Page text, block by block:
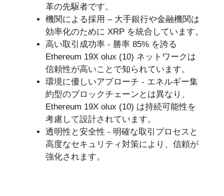
革の先駆者です。
機関による採用 – 大手銀行や金融機関は
効率化のために XRP を統合しています。
高い取引成功率 - 勝率 85% を誇る
Ethereum 19X olux (10) ネットワークは
信頼性が高いことで知られています。
環境に優しいアプローチ - エネルギー集
約型のブロックチェーンとは異なり、
Ethereum 19X olux (10) は持続可能性を
考慮して設計されています。
透明性と安全性 - 明確な取引プロセスと
高度なセキュリティ対策により、信頼が
強化されます。